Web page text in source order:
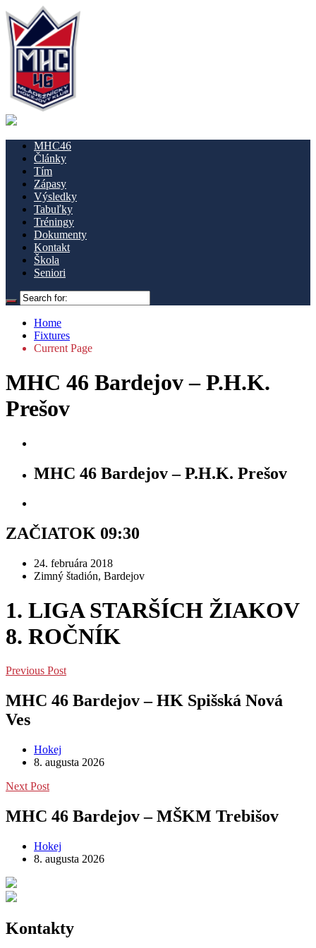
MHC46
Články
Tím
Zápasy
Výsledky
Tabuľky
Tréningy
Dokumenty
Kontakt
Škola
Seniori
Home
Fixtures
Current Page
MHC 46 Bardejov – P.H.K.
Prešov
MHC 46 Bardejov – P.H.K. Prešov
ZAČIATOK 09:30
24. februára 2018
Zimný štadión, Bardejov
1. LIGA STARŠÍCH ŽIAKOV
8. ROČNÍK
Previous Post
MHC 46 Bardejov – HK Spišská Nová
Ves
Hokej
8. augusta 2026
Next Post
MHC 46 Bardejov – MŠKM Trebišov
Hokej
8. augusta 2026
Kontakty